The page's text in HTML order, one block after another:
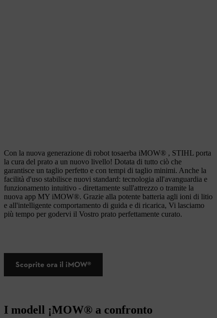
Con la nuova generazione di robot tosaerba iMOW® , STIHL porta
la cura del prato a un nuovo livello! Dotata di tutto ciò che
garantisce un taglio perfetto e con tempi di taglio minimi. Anche la
facilità d'uso stabilisce nuovi standard: tecnologia all'avanguardia e
funzionamento intuitivo - direttamente sull'attrezzo o tramite la
nuova app MY iMOW®. Grazie alla potente batteria agli ioni di litio
e all'intelligente comportamento di guida e di ricarica, Vi lasciamo
più tempo per godervi il Vostro prato perfettamente curato.
Scoprite ora il ¡MOW®
I modell ¡MOW® a confronto